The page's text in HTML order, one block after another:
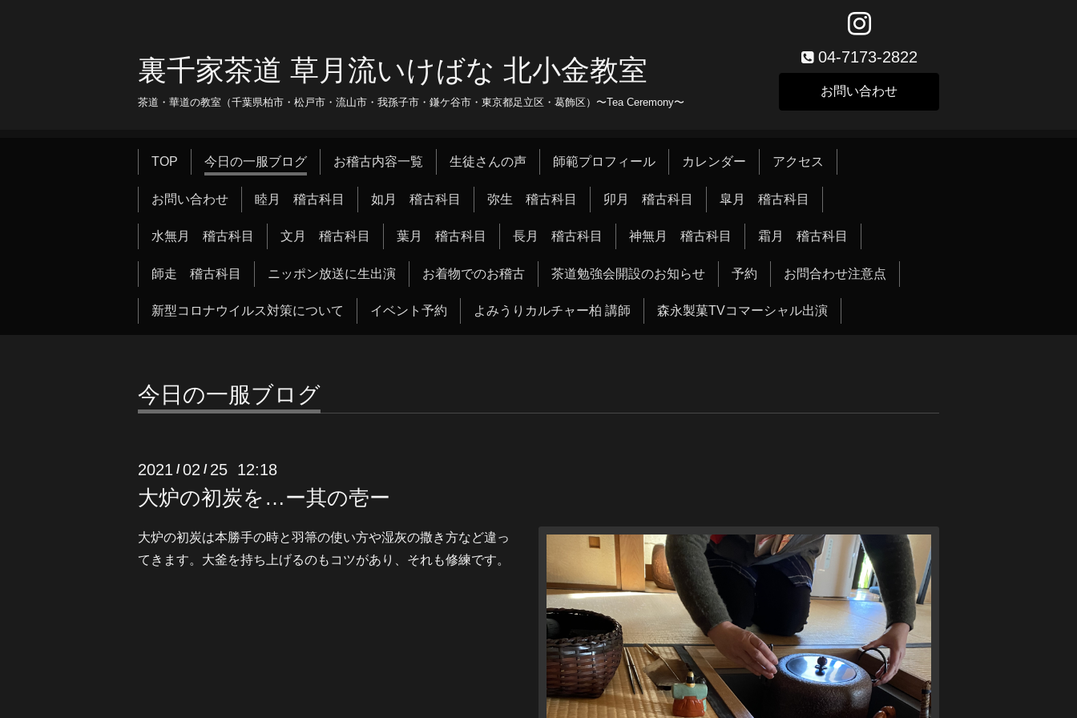
裏千家茶道 草月流いけばな 北小金教室
茶道・華道の教室（千葉県柏市・松戸市・流山市・我孫子市・鎌ケ谷市・東京都足立区・葛飾区）〜Tea Ceremony〜
04-7173-2822
お問い合わせ
TOP 今日の一服ブログ お稽古内容一覧 生徒さんの声 師範プロフィール カレンダー アクセス
お問い合わせ 睦月 稽古科目 如月 稽古科目 弥生 稽古科目 卯月 稽古科目 皐月 稽古科目
水無月 稽古科目 文月 稽古科目 葉月 稽古科目 長月 稽古科目 神無月 稽古科目 霜月 稽古科目
師走 稽古科目 ニッポン放送に生出演 お着物でのお稽古 茶道勉強会開設のお知らせ 予約 お問合わせ注意点
新型コロナウイルス対策について イベント予約 よみうりカルチャー柏 講師 森永製菓TVコマーシャル出演
今日の一服ブログ
2021 /02 / 25 12:18
大炉の初炭を…ー其の壱ー
大炉の初炭は本勝手の時と羽箒の使い方や湿灰の撒き方など違っ
てきます。大釜を持ち上げるのもコツがあり、それも修練です。